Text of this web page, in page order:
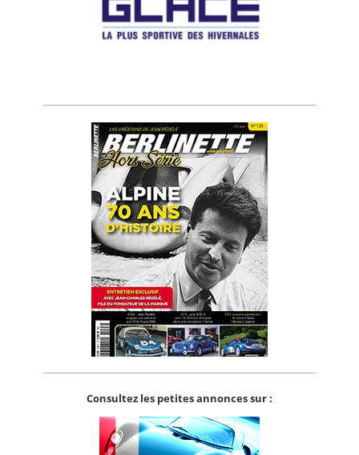
Consultez les petites annonces sur :